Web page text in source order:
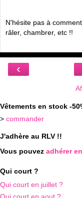
N'hésite pas à
râler, chambrer, etc !!
‹
Vêtements en stock -
> commander
J'adhère au RLV !!
Vous pouvez adhérer
Qui court ?
Qui court en juillet ?